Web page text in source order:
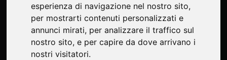
esperienza di navigazione nel nostro sito,
per mostrarti contenuti personalizzati e
annunci mirati, per analizzare il traffico sul
nostro sito, e per capire da dove arrivano i
nostri visitatori.
Itinerari Caravaggeschi